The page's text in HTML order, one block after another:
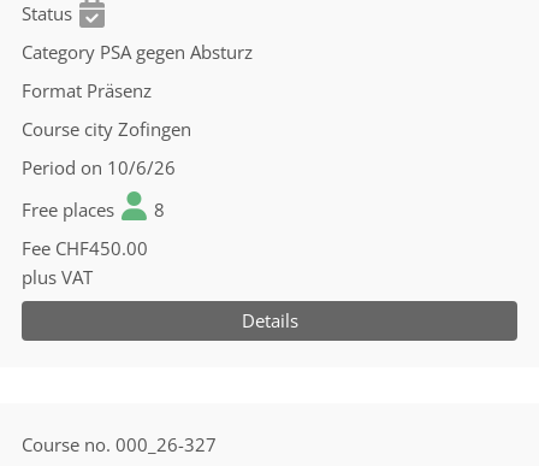
Status
Category PSA gegen Absturz
Format Präsenz
Course city Zofingen
Period on 10/6/26
Free places
8
Fee CHF450.00
plus VAT
Details
Course no. 000_26-327